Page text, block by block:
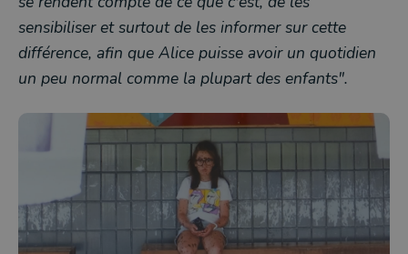
sensibiliser et surtout de les informer sur cette
différence, afin que Alice puisse avoir un quotidien
un peu normal comme la plupart des enfants".